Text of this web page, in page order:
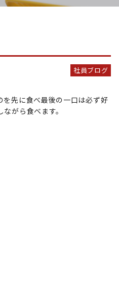
社員ブログ
を先に食べ最後の一口は必ず好
がら食べます。